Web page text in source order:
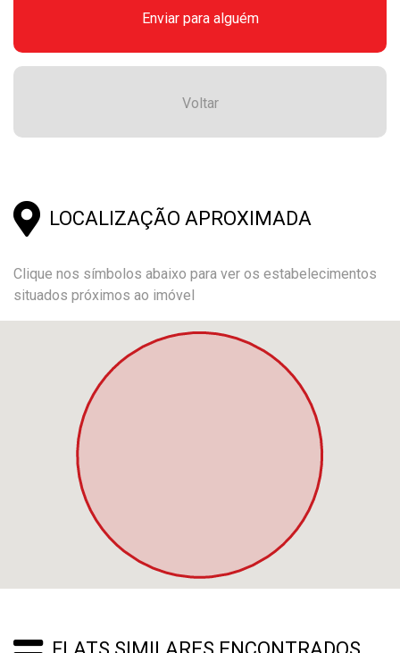
Enviar para alguém
Voltar
LOCALIZAÇÃO APROXIMADA
Clique nos símbolos abaixo para ver os estabelecimentos
situados próximos ao imóvel